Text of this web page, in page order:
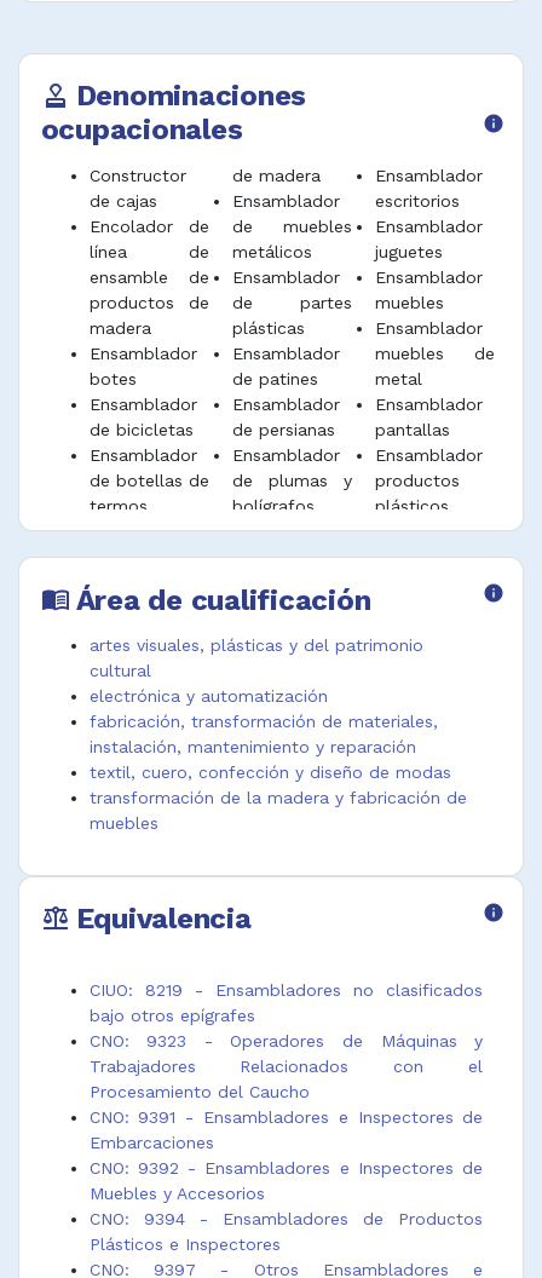
approval Denominaciones
ocupacionales
info
Constructor
de cajas
Encolador de
línea de
ensamble de
productos de
madera
Ensamblador
botes
Ensamblador
de bicicletas
Ensamblador
de botellas de
termos
Ensamblador
de botes de
aluminio
Ensamblador
fibra de vidrio
de claraboyas
Ensamblador
de cuchillos
de juguetes
plásticos
de lanchas
Ensamblador
de mesas de
madera
Ensamblador
de monturas
de anteojos
Ensamblador
de monturas
de gafas
Ensamblador
de muebles
de madera
Ensamblador
de muebles
metálicos
Ensamblador
de partes
plásticas
Ensamblador
de patines
Ensamblador
de persianas
Ensamblador
de plumas y
bolígrafos
Ensamblador
de productos
Ensamblador
de caucho
Ensamblador
de productos
plástico
de metal
Ensamblador
de productos
textiles
Ensamblador
de puertas
de sillas
metálicas
Ensamblador
de sombrillas
y paraguas
Ensamblador
escritorios
Ensamblador
juguetes
Ensamblador
muebles
Ensamblador
muebles de
metal
Ensamblador
pantallas
Ensamblador
productos
plásticos
Ensamblador
sillas
Laminador de
fibra de vidrio
artículos de
cartón
máquina
fabricación
metal para
Operador de
fabricación
metal
menu_book Área de cualificación info
artes visuales, plásticas y del patrimonio
cultural
electrónica y automatización
fabricación, transformación de materiales,
instalación, mantenimiento y reparación
textil, cuero, confección y diseño de modas
transformación de la madera y fabricación de
muebles
balance Equivalencia info
CIUO: 8219 - Ensambladores no clasificados
bajo otros epígrafes
CNO: 9323 - Operadores de Máquinas y
Trabajadores Relacionados con el
Procesamiento del Caucho
CNO: 9391 - Ensambladores e Inspectores de
Embarcaciones
CNO: 9392 - Ensambladores e Inspectores de
Muebles y Accesorios
CNO: 9394 - Ensambladores de Productos
Plásticos e Inspectores
CNO: 9397 - Otros Ensambladores e